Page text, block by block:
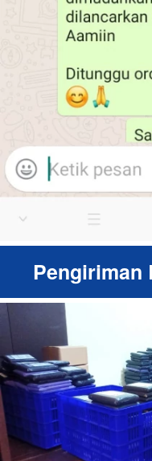
Pengiriman